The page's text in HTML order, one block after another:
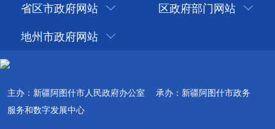
省区市政府网站
区政府部门网站
地州市政府网站
主办：新疆阿图什市人民政府办公室
承办：新疆阿图什市政务
服务和数字发展中心